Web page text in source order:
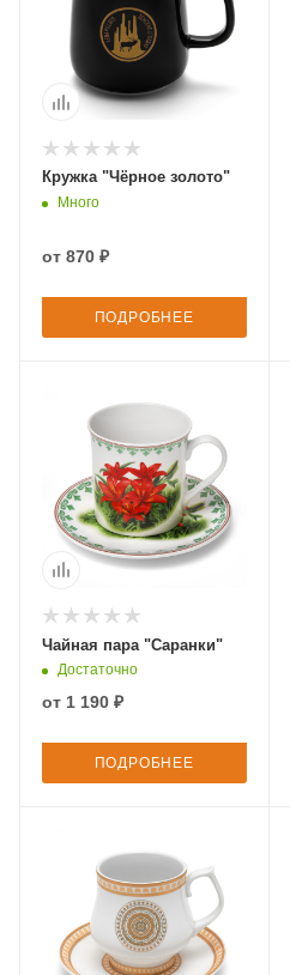
Кружка "Чёрное золото"
Много
от 870 ₽
ПОДРОБНЕЕ
Чайная пара "Саранки"
Достаточно
от 1 190 ₽
ПОДРОБНЕЕ